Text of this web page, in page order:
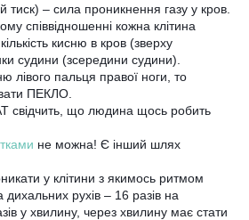
– сила проникнення газу у кров.
співвідношенні кожна клітина
кисню в кров (зверху
судини (зсередини судини).
лівого пальця правої ноги, то
ПЕКЛО.
свідчить, що людина щось робить
не можна! Є інший шлях
у клітини з якимось ритмом
рухів – 16 разів на
у хвилину, через хвилину має стати